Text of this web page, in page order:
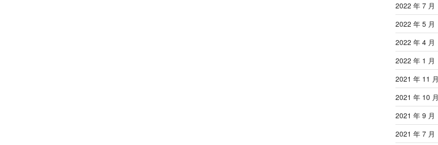
2022 年 7 月
2022 年 5 月
2022 年 4 月
2022 年 1 月
2021 年 11 月
2021 年 10 月
2021 年 9 月
2021 年 7 月